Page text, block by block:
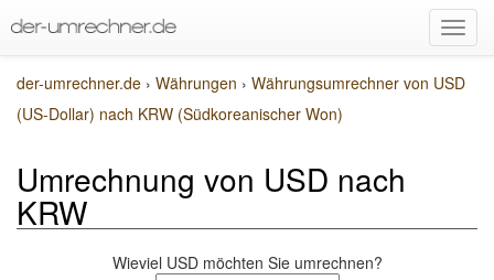
der-umrechner.de › Währungen › Währungsumrechner von USD
(US-Dollar) nach KRW (Südkoreanischer Won)
Umrechnung von USD nach
KRW
Wieviel USD möchten Sie umrechnen?